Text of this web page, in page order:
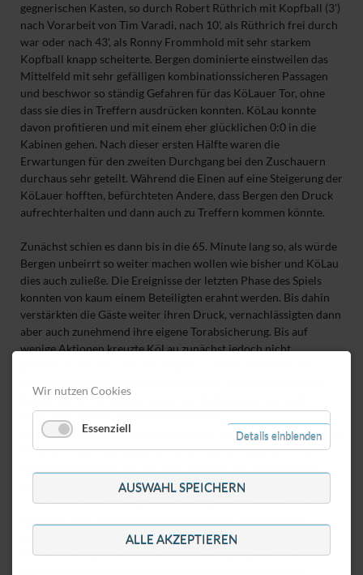
gegnerischen Kasten, so durch Robert Rüthrich mit Kopfball (3')
nach Vorarbeit von Tim Varadi, nach 10', als Rüthrich frei durch
war oder nach 43', als Ronny Frommhold mit sehr starkem
Kopfball knapp scheiterte. Bergen dominierte einstweilen das
Mittelfeld mit sehr gefälligen kombinationssicheren Passagen
und beschwor so ständig Gefahren für das KöLauer Tor, ohne
dass sie dies in Treffern ausdrücken konnten. KöLau konnte
davon profitieren und mit einem eher glücklichen 0:0 in die
Kabinen gehen. Nach dieser ersten Hälfte waren die
Erwartungen für den zweiten Durchgang bei den Zuschauern
durchaus sehr geteilt. Während die Einen auf eine Steigerung der
KöLauer hofften, befürchteten Andere, dass Bergen den Druck
aufrechterhalten und dann auch zu Treffern kommen könnte.
Zunächst schien es dann bis in die 65. Minute lang so, als würde
Bergen unbeirrt so weiter machen wollen wie bisher und KöLau
dies auch zuließe. Die Ereignisse der letzten Phase des Spiels
konnten von kaum einem Beteiligten erahnt werden. Bis dahin
verstärkten die Gäste weiter ihren Druck, vernachlässigten dann
aber auch zunehmend ihre eigene Torabsicherung. Bis auf
wenige Aktionen kreuzte KöLau zunächst jedoch nicht
KöLau stellte sich immer besser auf die Bergener ein und
zelebrierte seinen starken Konterfußball.
Kapitän Rüthrich, der sich nun fast nur noch in Lauerstellung am
Mittelkreis aufhielt, leitete ein ums andere Mal gefährliche
beteiligt. Mit der Einwechslung von Johannes Moschke hatte
zudem Trainer Thomas Löwe ein sehr glückliches Händchen:
wirksamen Ballkontakt zum Führungstreffer. Nunmehr
verstärkte Bergen weiter seinen Vorwärtsgang. Zu den Toren
Wir nutzen Cookies
Essenziell
Details einblenden
AUSWAHL SPEICHERN
ALLE AKZEPTIEREN